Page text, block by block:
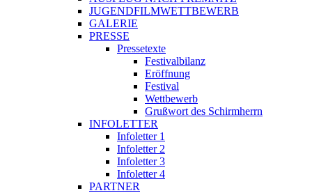
JUGENDFILMWETTBEWERB
GALERIE
PRESSE
Pressetexte
Festivalbilanz
Eröffnung
Festival
Wettbewerb
Grußwort des Schirmherrn
INFOLETTER
Infoletter 1
Infoletter 2
Infoletter 3
Infoletter 4
PARTNER